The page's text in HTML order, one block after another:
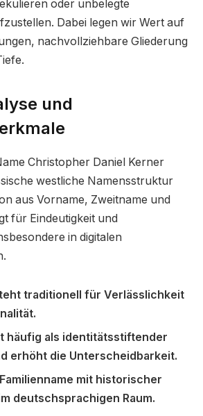
oder unbelegte
Dabei legen wir Wert auf
nachvollziehbare Gliederung
und
Christopher Daniel Kerner
westliche Namensstruktur
aus Vorname, Zweitname und
für Eindeutigkeit und
in digitalen
traditionell für Verlässlichkeit
häufig als identitätsstiftender
erhöht die Unterscheidbarkeit.
mit historischer
deutschsprachigen Raum.